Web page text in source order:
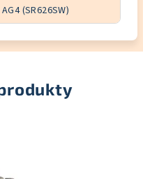
AG4 (SR626SW)